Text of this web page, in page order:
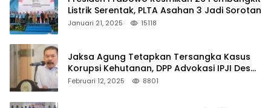
Listrik Serentak, PLTA Asahan 3 Jadi Sorotan
Januari 21, 2025 15118
Jaksa Agung Tetapkan Tersangka Kasus
Korupsi Kehutanan, DPP Advokasi IPJI Desak
Pengusutan Pajak RAPP
Februari 12, 2025 8801